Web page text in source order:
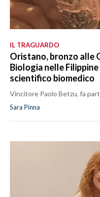
IL TRAGUARDO
Oristano, bronzo alle
Biologia nelle
scientifico biomedico
Vincitore Paolo Betzu, fa
Sara Pinna